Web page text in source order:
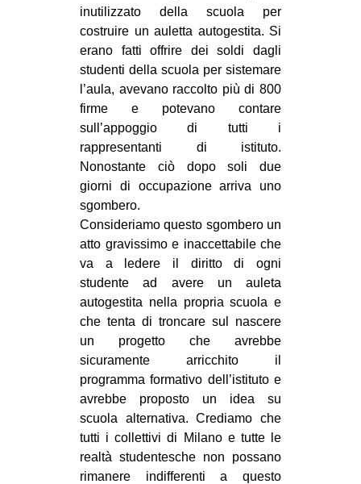
MOVIMENTI
AMBIENTE
ANTIFASCISMO
GENERI
MIGRAZIONI
PRECARIATO
STUDENTI
CULTURE
ARTE
CINEMA
MANIFESTI
MUSICA
RECENSIONI
INTERNAZIONALE
AFRICA
inutilizzato della scuola per
costruire un auletta autogestita. Si
erano fatti offrire dei soldi dagli
studenti della scuola per sistemare
l’aula, avevano raccolto più di 800
firme e potevano contare
sull’appoggio di tutti i
rappresentanti di istituto.
Nonostante ciò dopo soli due
giorni di occupazione arriva uno
sgombero.
Consideriamo questo sgombero un
atto gravissimo e inaccettabile che
va a ledere il diritto di ogni
studente ad avere un auleta
autogestita nella propria scuola e
che tenta di troncare sul nascere
un progetto che avrebbe
sicuramente arricchito il
programma formativo dell’istituto e
avrebbe proposto un idea su
scuola alternativa. Crediamo che
tutti i collettivi di Milano e tutte le
realtà studentesche non possano
rimanere indifferenti a questo